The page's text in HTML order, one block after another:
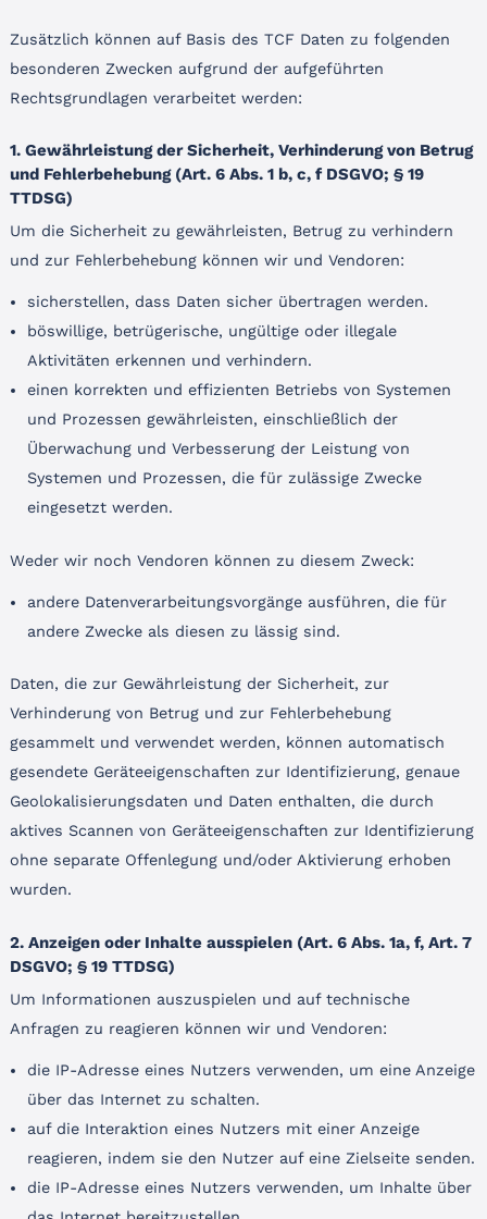
Zusätzlich können auf Basis des TCF Daten zu folgenden
besonderen Zwecken aufgrund der aufgeführten
Rechtsgrundlagen verarbeitet werden:
1. Gewährleistung der Sicherheit, Verhinderung von Betrug
und Fehlerbehebung (Art. 6 Abs. 1 b, c, f DSGVO; § 19
TTDSG)
Um die Sicherheit zu gewährleisten, Betrug zu verhindern
und zur Fehlerbehebung können wir und Vendoren:
sicherstellen, dass Daten sicher übertragen werden.
böswillige, betrügerische, ungültige oder illegale
Aktivitäten erkennen und verhindern.
einen korrekten und effizienten Betriebs von Systemen
und Prozessen gewährleisten, einschließlich der
Überwachung und Verbesserung der Leistung von
Systemen und Prozessen, die für zulässige Zwecke
eingesetzt werden.
Weder wir noch Vendoren können zu diesem Zweck:
andere Datenverarbeitungsvorgänge ausführen, die für
andere Zwecke als diesen zu lässig sind.
Daten, die zur Gewährleistung der Sicherheit, zur
Verhinderung von Betrug und zur Fehlerbehebung
gesammelt und verwendet werden, können automatisch
gesendete Geräteeigenschaften zur Identifizierung, genaue
Geolokalisierungsdaten und Daten enthalten, die durch
aktives Scannen von Geräteeigenschaften zur Identifizierung
ohne separate Offenlegung und/oder Aktivierung erhoben
wurden.
2. Anzeigen oder Inhalte ausspielen (Art. 6 Abs. 1a, f, Art. 7
DSGVO; § 19 TTDSG)
Um Informationen auszuspielen und auf technische
Anfragen zu reagieren können wir und Vendoren:
die IP-Adresse eines Nutzers verwenden, um eine Anzeige
über das Internet zu schalten.
auf die Interaktion eines Nutzers mit einer Anzeige
reagieren, indem sie den Nutzer auf eine Zielseite senden.
die IP-Adresse eines Nutzers verwenden, um Inhalte über